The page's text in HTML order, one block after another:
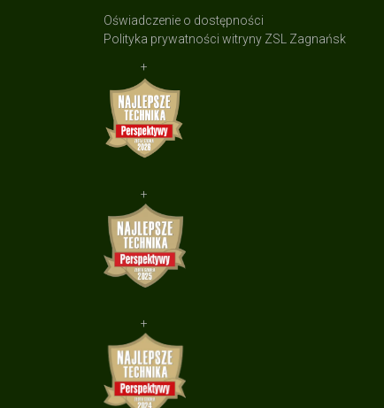
Oświadczenie o dostępności
Polityka prywatności witryny ZSL Zagnańsk
+
+
+